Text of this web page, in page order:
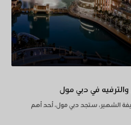
في دبي مول
الشهير، ستجد دبي مول، أحد أهم